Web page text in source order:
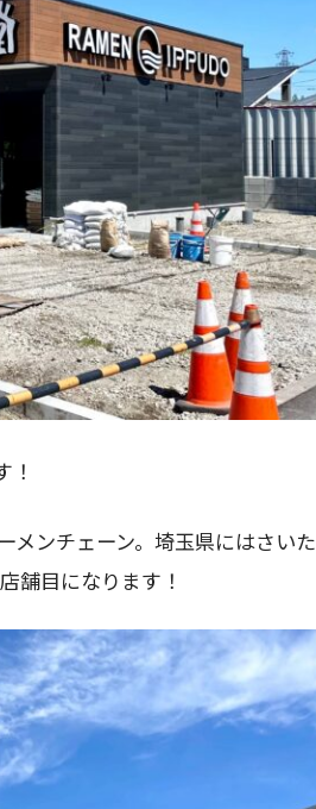
！
メンチェーン。埼玉県にはさいた
舗目になります！